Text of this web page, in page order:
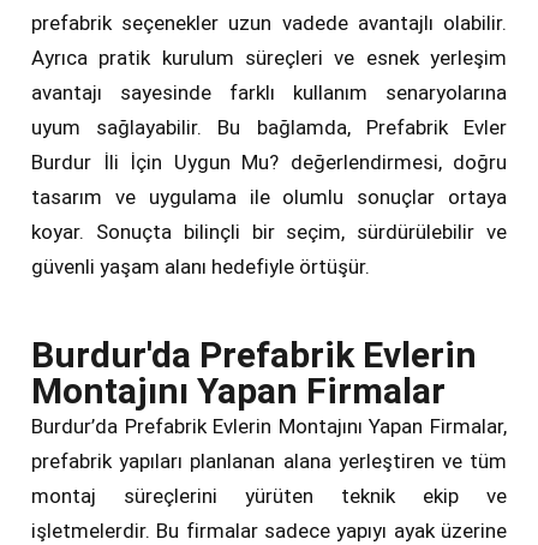
prefabrik seçenekler uzun vadede avantajlı olabilir.
Ayrıca pratik kurulum süreçleri ve esnek yerleşim
avantajı sayesinde farklı kullanım senaryolarına
uyum sağlayabilir. Bu bağlamda, Prefabrik Evler
Burdur İli İçin Uygun Mu? değerlendirmesi, doğru
tasarım ve uygulama ile olumlu sonuçlar ortaya
koyar. Sonuçta bilinçli bir seçim, sürdürülebilir ve
güvenli yaşam alanı hedefiyle örtüşür.
Burdur'da Prefabrik Evlerin
Montajını Yapan Firmalar
Burdur’da Prefabrik Evlerin Montajını Yapan Firmalar,
prefabrik yapıları planlanan alana yerleştiren ve tüm
montaj süreçlerini yürüten teknik ekip ve
işletmelerdir. Bu firmalar sadece yapıyı ayak üzerine